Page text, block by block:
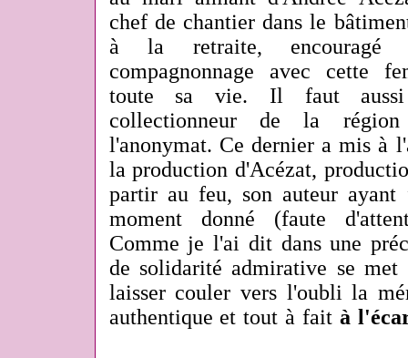
chef de chantier dans le
à la retraite,
compagnonnage avec cette
toute sa vie. Il faut
collectionneur de la
l'anonymat. Ce dernier a mis à
la production d'Acézat,
partir au feu, son auteur
moment donné (faute
Comme je l'ai dit dans une
de solidarité admirative se met
laisser couler vers l'oubli la
authentique et tout à fait à